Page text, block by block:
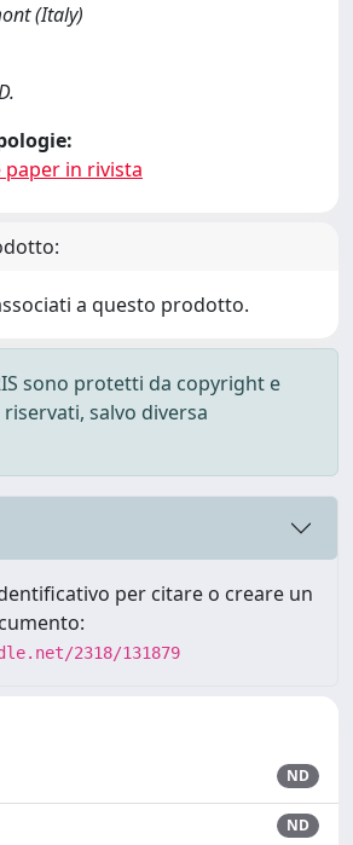
(Italy)
paper in rivista
a questo prodotto.
sono protetti da copyright e
salvo diversa
per citare o creare un
2318/131879
ND
ND